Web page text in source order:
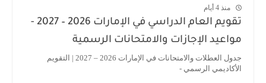
منذ 4 أيام
تقويم العام الدراسي في الإمارات 2026 – 2027 -
مواعيد الإجازات والامتحانات الرسمية
جدول العطلات والامتحانات في الإمارات 2026 – 2027 | التقويم
الأكاديمي الرسمي -